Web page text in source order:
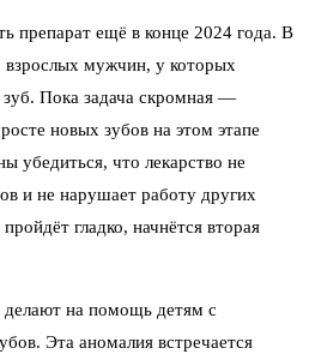
препарат ещё в конце 2024 года. В
взрослых мужчин, у которых
Пока задача скромная —
новых зубов на этом этапе
убедиться, что лекарство не
и не нарушает работу других
гладко, начнётся вторая
на помощь детям с
Эта аномалия встречается